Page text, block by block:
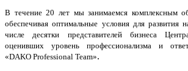
В течение 20 лет мы занимаемся комплексным
обеспечивая оптимальные условия для
числе десятки представителей бизнеса
оценивших уровень профессионализма и
«DAKO Professional Team».